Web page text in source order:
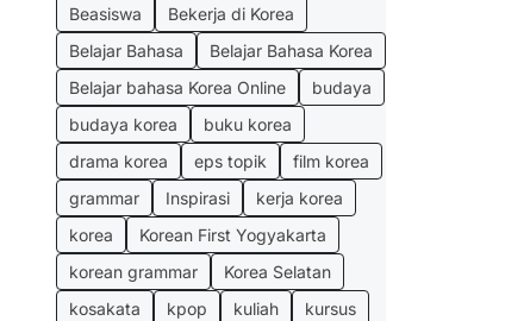
Beasiswa
Bekerja di Korea
Belajar Bahasa
Belajar Bahasa Korea
Belajar bahasa Korea Online
budaya
budaya korea
buku korea
drama korea
eps topik
film korea
grammar
Inspirasi
kerja korea
korea
Korean First Yogyakarta
korean grammar
Korea Selatan
kosakata
kpop kuliah
kursus